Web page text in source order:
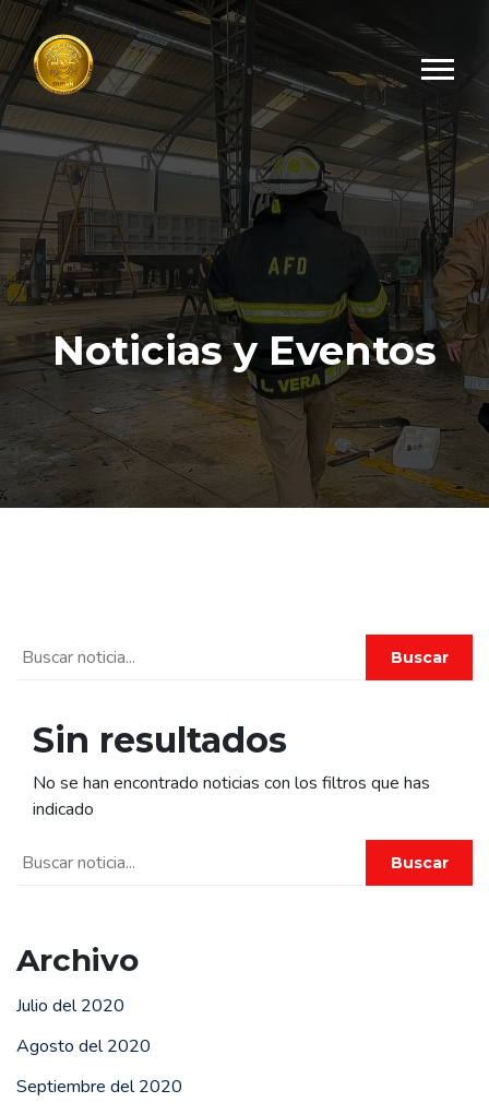
Noticias y Eventos
Buscar
Sin resultados
No se han encontrado noticias con los filtros que has
indicado
Buscar
Archivo
Julio del 2020
Agosto del 2020
Septiembre del 2020